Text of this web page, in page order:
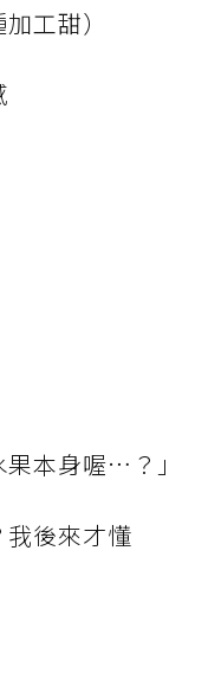
工甜）
果本身喔…？」
後來才懂